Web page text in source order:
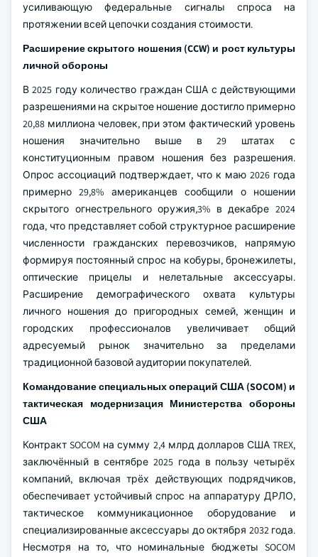
усиливающую федеральные сигналы спроса на
протяжении всей цепочки создания стоимости.
Расширение скрытого ношения (CCW) и рост культуры
личной обороны
В 2025 году количество граждан США с действующими
разрешениями на скрытое ношение достигло примерно
20,88 миллиона человек, при этом фактический уровень
ношения значительно выше в 29 штатах с
конституционным правом ношения без разрешения.
Опрос ассоциаций подтверждает, что к маю 2026 года
примерно 29,8% американцев сообщили о ношении
скрытого огнестрельного оружия,3% в декабре 2024
года, что представляет собой структурное расширение
численности гражданских перевозчиков, напрямую
формируя постоянный спрос на кобуры, бронежилеты,
оптические прицелы и нелетальные аксессуары.
Расширение демографического охвата культуры
личного ношения до пригородных семей, женщин и
городских профессионалов увеличивает общий
адресуемый рынок значительно за пределами
традиционной базовой аудитории покупателей.
Командование специальных операций США (SOCOM) и
тактическая модернизация Министерства обороны
США
Контракт SOCOM на сумму 2,4 млрд долларов США TREX,
заключённый в сентябре 2025 года в пользу четырёх
компаний, включая трёх действующих подрядчиков,
обеспечивает устойчивый спрос на аппаратуру ДРЛО,
тактическое коммуникационное оборудование и
специализированные аксессуары до октября 2032 года.
Несмотря на то, что номинальные бюджеты SOCOM